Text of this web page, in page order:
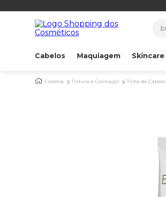
Cabelos Maquiagem Skincare
Cabelos Tintura e Coloração Tinta de Cabelo